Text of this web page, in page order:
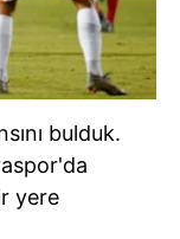
bulduk.
yere